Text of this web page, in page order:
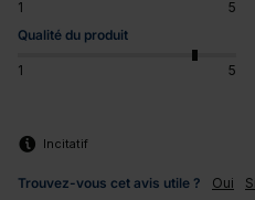
1 5
Qualité du produit
1 5
Incitatif
Trouvez-vous cet avis utile ? Oui